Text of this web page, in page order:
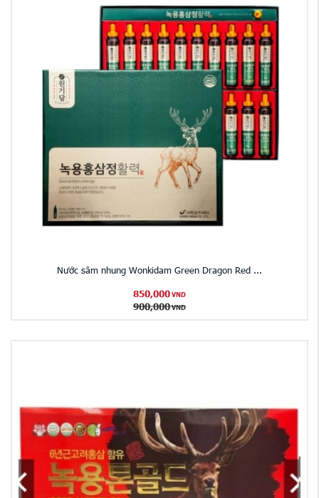
Nước sâm nhung Wonkidam Green Dragon Red ...
850,000 VND
900,000 VND